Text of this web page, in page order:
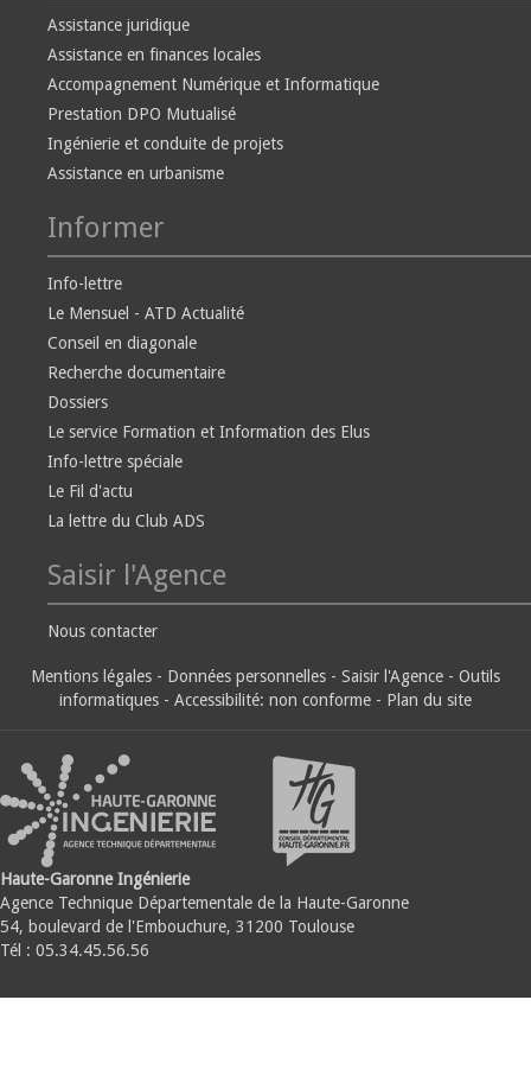
Assistance juridique
Assistance en finances locales
Accompagnement Numérique et Informatique
Prestation DPO Mutualisé
Ingénierie et conduite de projets
Assistance en urbanisme
Informer
Info-lettre
Le Mensuel - ATD Actualité
Conseil en diagonale
Recherche documentaire
Dossiers
Le service Formation et Information des Elus
Info-lettre spéciale
Le Fil d'actu
La lettre du Club ADS
Saisir l'Agence
Nous contacter
Mentions légales - Données personnelles - Saisir l'Agence - Outils
informatiques - Accessibilité: non conforme - Plan du site
Haute-Garonne Ingénierie
Agence Technique Départementale de la Haute-Garonne
54, boulevard de l'Embouchure, 31200 Toulouse
Tél : 05.34.45.56.56